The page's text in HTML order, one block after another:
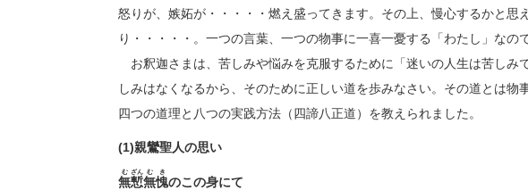
怒りが、嫉妬が・・・・・燃え盛ってきます。その上、慢心するかと
り・・・・・。一つの言葉、一つの物事に一喜一憂する「わたし」なので
お釈迦さまは、苦しみや悩みを克服するために「迷いの人生は苦しみ
しみはなくなるから、そのために正しい道を歩みなさい。その道とは
四つの道理と八つの実践方法（四諦八正道）を教えられました。
(1)親鸞聖人の思い
無
む
慙
ざん
無
む
愧
き
のこの身